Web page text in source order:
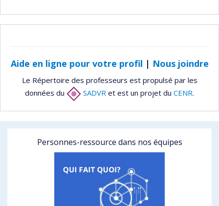
Aide en ligne pour votre profil | Nous joindre
Le Répertoire des professeurs est propulsé par les
données du
SADVR et est un projet du CENR.
Personnes-ressource dans nos équipes